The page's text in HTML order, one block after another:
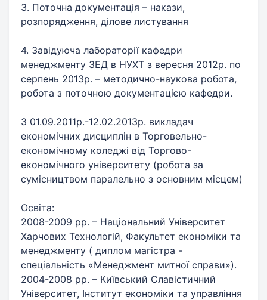
3. Поточна документація – накази,
розпорядження, ділове листування
4. Завідуюча лабораторії кафедри
менеджменту ЗЕД в НУХТ з вересня 2012р. по
серпень 2013р. – методично-наукова робота,
робота з поточною документацією кафедри.
З 01.09.2011р.-12.02.2013р. викладач
економічних дисциплін в Торговельно-
економічному коледжі від Торгово-
економічного університету (робота за
сумісництвом паралельно з основним місцем)
Освіта:
2008-2009 рр. – Національний Університет
Харчових Технологій, Факультет економіки та
менеджменту ( диплом магістра -
спеціальність «Менеджмент митної справи»).
2004-2008 рр. – Київський Славістичний
Університет, Інститут економіки та управління